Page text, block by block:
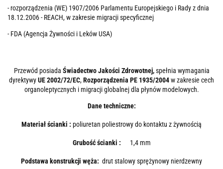
- rozporządzenia (WE) 1907/2006 Parlamentu Europejskiego i Rady z dnia
18.12.2006 - REACH, w zakresie migracji specyficznej
- FDA (Agencja Żywności i Leków USA)
Przewód posiada Świadectwo Jakości Zdrowotnej,spełnia wymagania
dyrektywyUE 2002/72/EC,Rozporządzenia PE 1935/2004w zakresie cech
organoleptycznych i migracji globalnej dla płynów modelowych.
Dane techniczne:
Materiał ścianki : poliuretan poliestrowy do kontaktu z żywnością
Grubość ścianki : 1,4 mm
Podstawa konstrukcji węża: drut stalowy sprężynowy nierdzewny